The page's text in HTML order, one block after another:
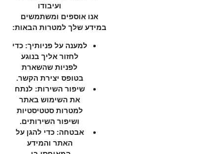
ועיבודו
אנו אוספים ומשתמשים
במידע שלך למטרות הבאות:
למענה על פניותיך: כדי
לחזור אליך בנוגע
לפניות שהשארת
בטופס יצירת הקשר.
שיפור השירות: לנתח
את השימוש באתר
למטרות סטטיסטיות
ושיפור השירותים.
אבטחה: כדי להגן על
האתר והמידע